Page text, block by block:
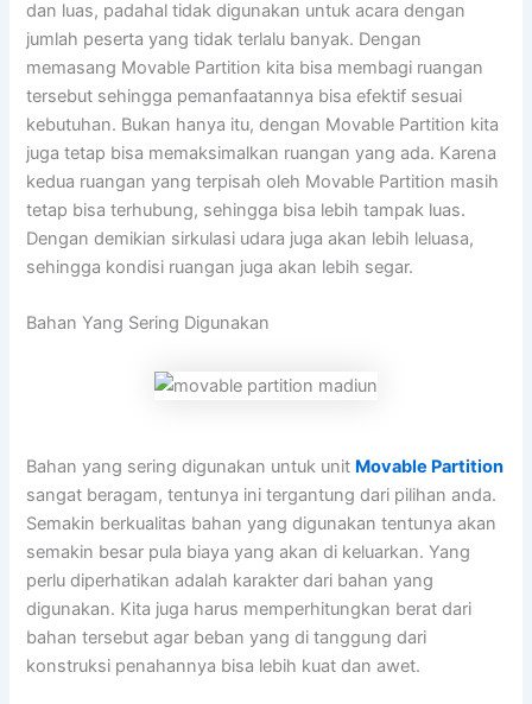
dan luas, padahal tidak digunakan untuk acara dengan
jumlah peserta yang tidak terlalu banyak. Dengan
memasang Movable Partition kita bisa membagi ruangan
tersebut sehingga pemanfaatannya bisa efektif sesuai
kebutuhan. Bukan hanya itu, dengan Movable Partition kita
juga tetap bisa memaksimalkan ruangan yang ada. Karena
kedua ruangan yang terpisah oleh Movable Partition masih
tetap bisa terhubung, sehingga bisa lebih tampak luas.
Dengan demikian sirkulasi udara juga akan lebih leluasa,
sehingga kondisi ruangan juga akan lebih segar.
Bahan Yang Sering Digunakan
Bahan yang sering digunakan untuk unit Movable Partition
sangat beragam, tentunya ini tergantung dari pilihan anda.
Semakin berkualitas bahan yang digunakan tentunya akan
semakin besar pula biaya yang akan di keluarkan. Yang
perlu diperhatikan adalah karakter dari bahan yang
digunakan. Kita juga harus memperhitungkan berat dari
bahan tersebut agar beban yang di tanggung dari
konstruksi penahannya bisa lebih kuat dan awet.